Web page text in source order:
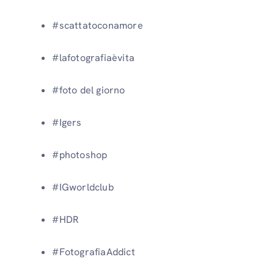
#scattatoconamore
#lafotografiaèvita
#foto del giorno
#Igers
#photoshop
#IGworldclub
#HDR
#FotografiaAddict